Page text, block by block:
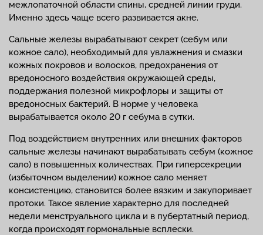
межлопаточной области спины, средней линии груди.
Именно здесь чаще всего развивается акне.
Сальные железы вырабатывают секрет (себум или
кожное сало), необходимый для увлажнения и смазки
кожных покровов и волосков, предохранения от
вредоносного воздействия окружающей среды,
поддержания полезной микрофлоры и защиты от
вредоносных бактерий. В норме у человека
вырабатывается около 20 г себума в сутки.
Под воздействием внутренних или внешних факторов
сальные железы начинают вырабатывать себум (кожное
сало) в повышенных количествах. При гиперсекреции
(избыточном выделении) кожное сало меняет
консистенцию, становится более вязким и закупоривает
протоки. Такое явление характерно для последней
недели менструального цикла и в пубертатный период,
когда происходят гормональные всплески.